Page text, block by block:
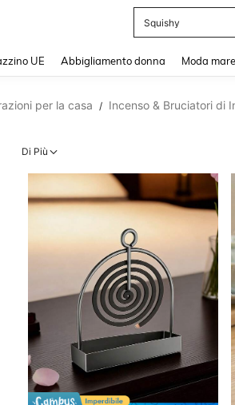
Squishy
UE Abbigliamento donna Moda mare
per la casa / Incenso & Bruciatori di
Di Più